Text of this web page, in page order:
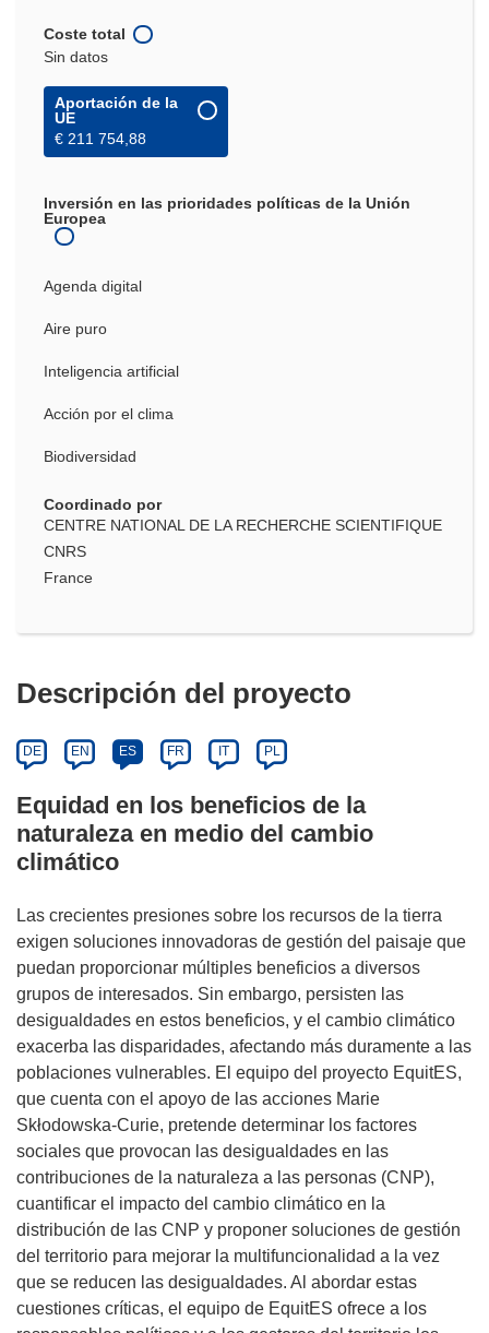
Coste total
Sin datos
Aportación de la
UE
€ 211 754,88
Inversión en las prioridades políticas de la Unión
Europea
Agenda digital
Aire puro
Inteligencia artificial
Acción por el clima
Biodiversidad
Coordinado por
CENTRE NATIONAL DE LA RECHERCHE SCIENTIFIQUE
CNRS
France
Descripción del proyecto
DE EN ES FR IT PL
Equidad en los beneficios de la
naturaleza en medio del cambio
climático
Las crecientes presiones sobre los recursos de la tierra
exigen soluciones innovadoras de gestión del paisaje que
puedan proporcionar múltiples beneficios a diversos
grupos de interesados. Sin embargo, persisten las
desigualdades en estos beneficios, y el cambio climático
exacerba las disparidades, afectando más duramente a las
poblaciones vulnerables. El equipo del proyecto EquitES,
que cuenta con el apoyo de las acciones Marie
Skłodowska-Curie, pretende determinar los factores
sociales que provocan las desigualdades en las
contribuciones de la naturaleza a las personas (CNP),
cuantificar el impacto del cambio climático en la
distribución de las CNP y proponer soluciones de gestión
del territorio para mejorar la multifuncionalidad a la vez
que se reducen las desigualdades. Al abordar estas
cuestiones críticas, el equipo de EquitES ofrece a los